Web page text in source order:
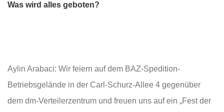
Was wird alles geboten?
Aylin Arabaci: Wir feiern auf dem BAZ-Spedition-
Betriebsgelände in der Carl-Schurz-Allee 4 gegenüber
dem dm-Verteilerzentrum und freuen uns auf ein „Fest der